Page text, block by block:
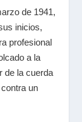
de 1941,
inicios,
profesional
a la
de la cuerda
un